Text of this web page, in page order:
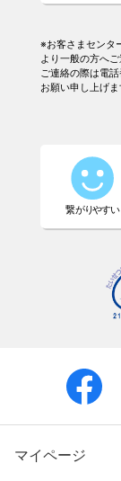
※お客さまセンタ
より一般の方へ
ご連絡の際は電
お願い申し上げま
マイページ